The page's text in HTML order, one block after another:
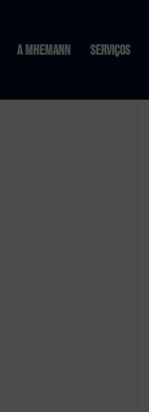
A MHemann Serviços